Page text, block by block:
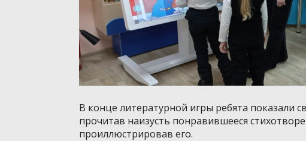
В конце литературной игры ребята показали
прочитав наизусть понравившееся
проиллюстрировав его.